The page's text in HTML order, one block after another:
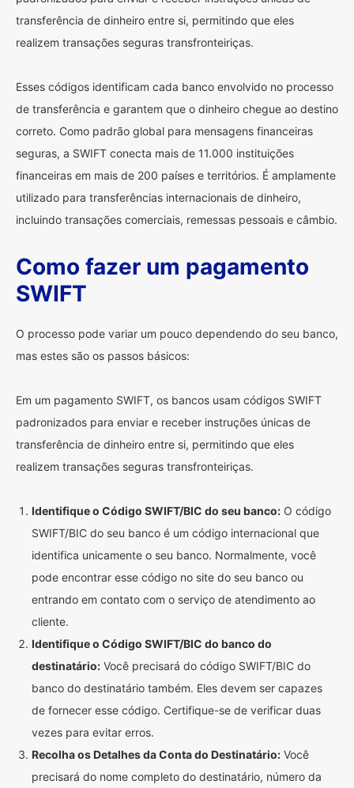
transferência de dinheiro entre si, permitindo que eles
realizem transações seguras transfronteiriças.
Esses códigos identificam cada banco envolvido no processo
de transferência e garantem que o dinheiro chegue ao destino
correto. Como padrão global para mensagens financeiras
seguras, a SWIFT conecta mais de 11.000 instituições
financeiras em mais de 200 países e territórios. É amplamente
utilizado para transferências internacionais de dinheiro,
incluindo transações comerciais, remessas pessoais e câmbio.
Como fazer um pagamento
SWIFT
O processo pode variar um pouco dependendo do seu banco,
mas estes são os passos básicos:
Em um pagamento SWIFT, os bancos usam códigos SWIFT
padronizados para enviar e receber instruções únicas de
transferência de dinheiro entre si, permitindo que eles
realizem transações seguras transfronteiriças.
Identifique o Código SWIFT/BIC do seu banco: O código
SWIFT/BIC do seu banco é um código internacional que
identifica unicamente o seu banco. Normalmente, você
pode encontrar esse código no site do seu banco ou
entrando em contato com o serviço de atendimento ao
cliente.
Identifique o Código SWIFT/BIC do banco do
destinatário: Você precisará do código SWIFT/BIC do
banco do destinatário também. Eles devem ser capazes
de fornecer esse código. Certifique-se de verificar duas
vezes para evitar erros.
Recolha os Detalhes da Conta do Destinatário: Você
precisará do nome completo do destinatário, número da